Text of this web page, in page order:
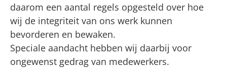
daarom een aantal regels opgesteld over hoe
wij de integriteit van ons werk kunnen
bevorderen en bewaken.
Speciale aandacht hebben wij daarbij voor
ongewenst gedrag van medewerkers.